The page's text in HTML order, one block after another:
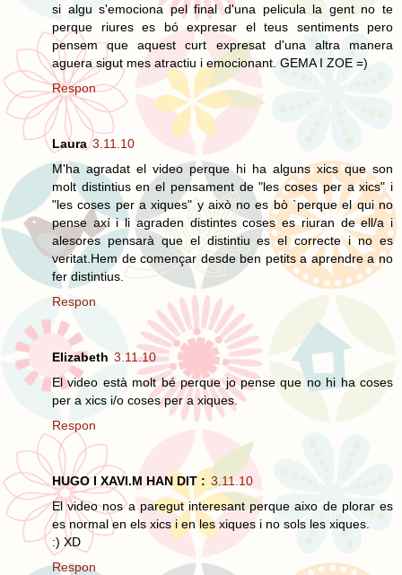
si algu s'emociona pel final d'una pelicula la gent no te
perque riures es bó expresar el teus sentiments pero
pensem que aquest curt expresat d'una altra manera
aguera sigut mes atractiu i emocionant. GEMA I ZOE =)
Respon
Laura 3.11.10
M'ha agradat el video perque hi ha alguns xics que son
molt distintius en el pensament de "les coses per a xics" i
"les coses per a xiques" y això no es bò `perque el qui no
pense axí i li agraden distintes coses es riuran de ell/a i
alesores pensarà que el distintiu es el correcte i no es
veritat.Hem de començar desde ben petits a aprendre a no
fer distintius.
Respon
Elizabeth 3.11.10
El video està molt bé perque jo pense que no hi ha coses
per a xics i/o coses per a xiques.
Respon
HUGO I XAVI.M HAN DIT : 3.11.10
El video nos a paregut interesant perque aixo de plorar es
es normal en els xics i en les xiques i no sols les xiques.
:) XD
Respon